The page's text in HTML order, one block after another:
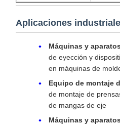
Aplicaciones
Máquinas y
de eyección y
en máquinas de
Equipo de montaje
de montaje de
de mangas de eje
Máquinas y